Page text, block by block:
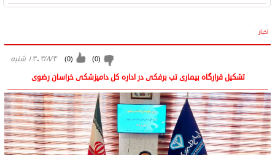
اخبار
۱۴۰۴/۸/۳ شنبه (
0
) (
0
)
تشکیل قرارگاه بیماری تب برفکی در اداره کل دامپزشکی خراسان رضوی